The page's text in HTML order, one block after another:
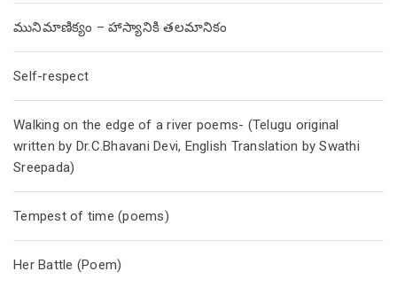
మునిమాణిక్యం – హాస్యానికి తలమానికం
Self-respect
Walking on the edge of a river poems- (Telugu original
written by Dr.C.Bhavani Devi, English Translation by Swathi
Sreepada)
Tempest of time (poems)
Her Battle (Poem)